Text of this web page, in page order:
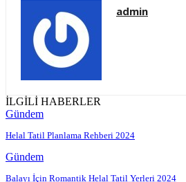
admin
İLGİLİ HABERLER
Gündem
Helal Tatil Planlama Rehberi 2024
Gündem
Balayı İçin Romantik Helal Tatil Yerleri 2024